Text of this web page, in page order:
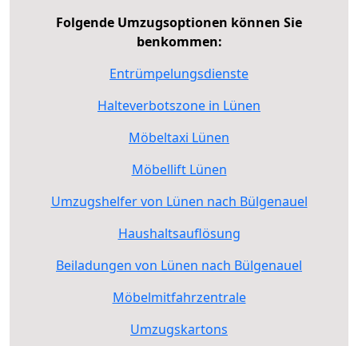
Folgende Umzugsoptionen können Sie
benkommen:
Entrümpelungsdienste
Halteverbotszone in Lünen
Möbeltaxi Lünen
Möbellift Lünen
Umzugshelfer von Lünen nach Bülgenauel
Haushaltsauflösung
Beiladungen von Lünen nach Bülgenauel
Möbelmitfahrzentrale
Umzugskartons